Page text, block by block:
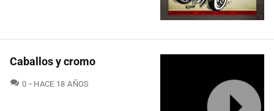
Caballos y cromo
0 COMENTARIOS
HACE 18 AÑOS